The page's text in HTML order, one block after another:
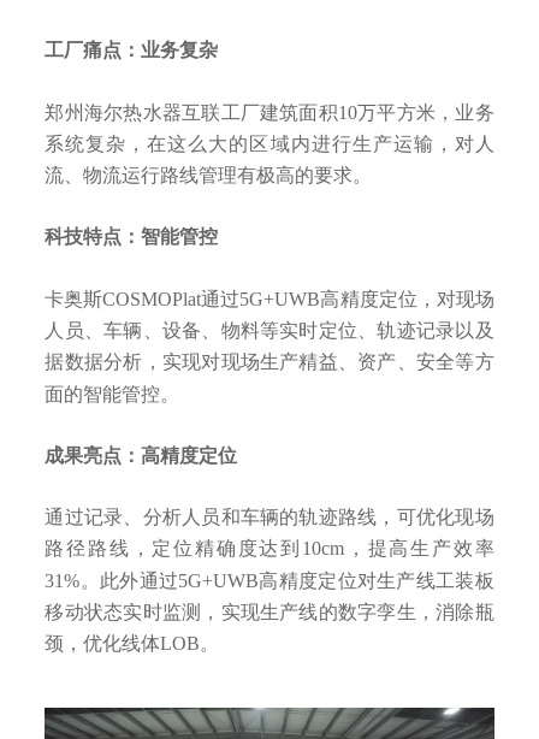
工厂痛点：业务复杂
郑州海尔热水器互联工厂建筑面积10万平方米，业务
系统复杂，在这么大的区域内进行生产运输，对人
流、物流运行路线管理有极高的要求。
科技特点：智能管控
卡奥斯COSMOPlat通过5G+UWB高精度定位，对现场
人员、车辆、设备、物料等实时定位、轨迹记录以及
据数据分析，实现对现场生产精益、资产、安全等方
面的智能管控。
成果亮点：高精度定位
通过记录、分析人员和车辆的轨迹路线，可优化现场
路径路线，定位精确度达到10cm，提高生产效率
31%。此外通过5G+UWB高精度定位对生产线工装板
移动状态实时监测，实现生产线的数字孪生，消除瓶
颈，优化线体LOB。